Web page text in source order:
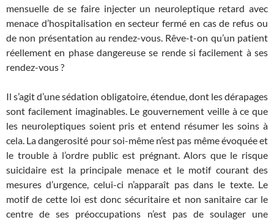
mensuelle de se faire injecter un neuroleptique retard avec
menace d’hospitalisation en secteur fermé en cas de refus ou
de non présentation au rendez-vous. Rêve-t-on qu’un patient
réellement en phase dangereuse se rende si facilement à ses
rendez-vous ?
Il s’agit d’une sédation obligatoire, étendue, dont les dérapages
sont facilement imaginables. Le gouvernement veille à ce que
les neuroleptiques soient pris et entend résumer les soins à
cela. La dangerosité pour soi-même n’est pas même évoquée et
le trouble à l’ordre public est prégnant. Alors que le risque
suicidaire est la principale menace et le motif courant des
mesures d’urgence, celui-ci n’apparaît pas dans le texte. Le
motif de cette loi est donc sécuritaire et non sanitaire car le
centre de ses préoccupations n’est pas de soulager une